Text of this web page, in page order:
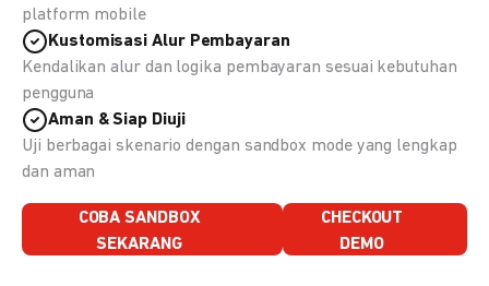
platform mobile
Kustomisasi Alur Pembayaran
Kendalikan alur dan logika pembayaran sesuai kebutuhan
pengguna
Aman & Siap Diuji
Uji berbagai skenario dengan sandbox mode yang lengkap
dan aman
COBA SANDBOX
SEKARANG
CHECKOUT
DEMO